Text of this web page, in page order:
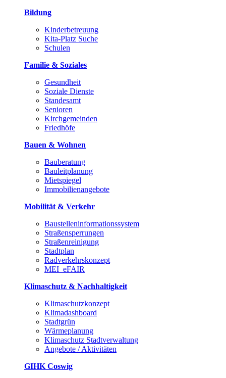
Bildung
Kinderbetreuung
Kita-Platz Suche
Schulen
Familie & Soziales
Gesundheit
Soziale Dienste
Standesamt
Senioren
Kirchgemeinden
Friedhöfe
Bauen & Wohnen
Bauberatung
Bauleitplanung
Mietspiegel
Immobilienangebote
Mobilität & Verkehr
Baustelleninformationssystem
Straßensperrungen
Straßenreinigung
Stadtplan
Radverkehrskonzept
MEI_eFAIR
Klimaschutz & Nachhaltigkeit
Klimaschutzkonzept
Klimadashboard
Stadtgrün
Wärmeplanung
Klimaschutz Stadtverwaltung
Angebote / Aktivitäten
GIHK Coswig